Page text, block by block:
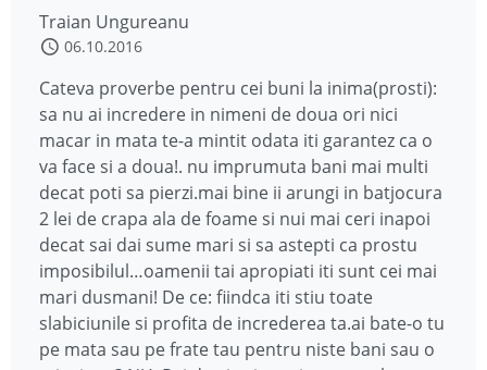
Traian Ungureanu
06.10.2016
Cateva proverbe pentru cei buni la inima(prosti):
sa nu ai incredere in nimeni de doua ori nici
macar in mata te-a mintit odata iti garantez ca o
va face si a doua!. nu imprumuta bani mai multi
decat poti sa pierzi.mai bine ii arungi in batjocura
2 lei de crapa ala de foame si nui mai ceri inapoi
decat sai dai sume mari si sa astepti ca prostu
imposibilul…oamenii tai apropiati iti sunt cei mai
mari dusmani! De ce: fiindca iti stiu toate
slabiciunile si profita de increderea ta.ai bate-o tu
pe mata sau pe frate tau pentru niste bani sau o